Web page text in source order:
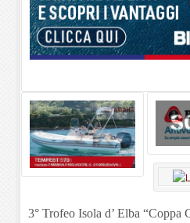
3° Trofeo Isola d’ Elba